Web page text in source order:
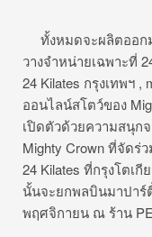
ทั้งหมดจะผลิตออก
วางจำหน่ายเฉพาะที่
24 Kilates กรุงเทพฯ ,
ออนไลน์สโตว์ของ
เปิดตัวด้วยความสนุก
Mighty Crown ที่จัดร่
24 Kilates ที่กรุงโตเ
นั้นจะยกพลบินมาปาร์
พฤศจิกายน ณ ร้าน